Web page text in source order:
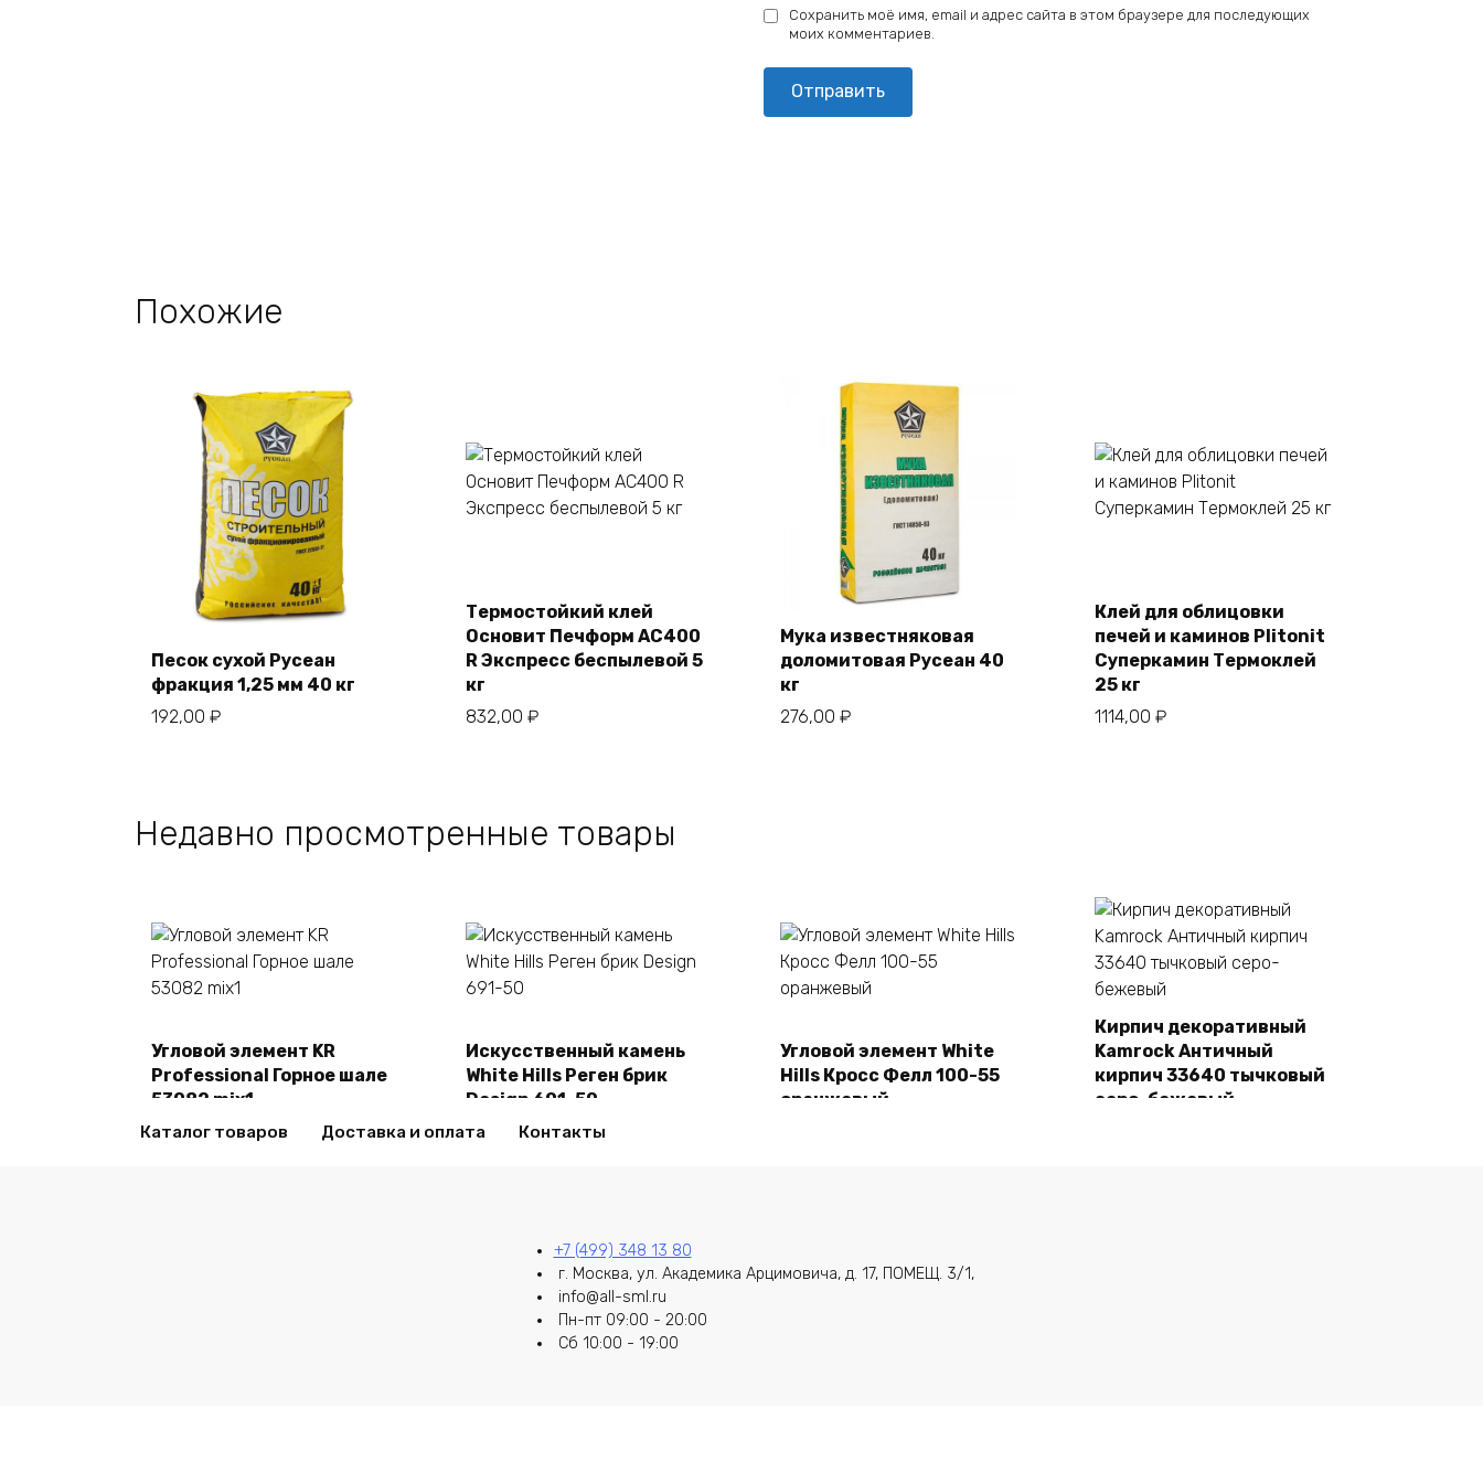
Сохранить моё имя, email и адрес сайта в этом браузере для последующих
моих комментариев.
Похожие
В корзину
Песок сухой Русеан
фракция 1,25 мм 40 кг
192,00 ₽
Термостойкий клей
Основит Печформ AC400
R Экспресс беспылевой 5
кг
832,00 ₽
Мука известняковая
доломитовая Русеан 40
кг
276,00 ₽
Клей для облицовки
печей и каминов Plitonit
Суперкамин Термоклей
25 кг
1114,00 ₽
Недавно просмотренные товары
В корзину
Угловой элемент KR
Professional Горное шале
53082 mix1
2470,00₽
В корзину
Искусственный камень
White Hills Реген брик
Design 691-50
2450,00₽
В корзину
Угловой элемент White
Hills Кросс Фелл 100-55
оранжевый
В корзину
Кирпич декоративный
Kamrock Античный
кирпич 33640 тычковый
серо-бежевый
Каталог товаров Доставка и оплата Контакты
+7 (499) 348 13 80
г. Москва, ул. Академика Арцимовича, д. 17, ПОМЕЩ. 3/1,
info@all-sml.ru
Пн-пт 09:00 - 20:00
Сб 10:00 - 19:00